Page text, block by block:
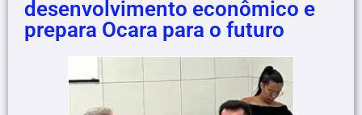
desenvolvimento econômico e
prepara Ocara para o futuro